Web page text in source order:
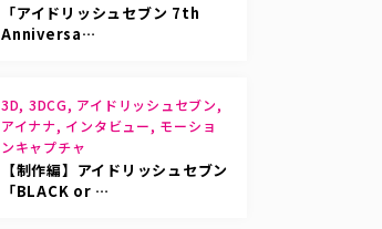
「アイドリッシュセブン 7th
Anniversa…
3D, 3DCG, アイドリッシュセブン,
アイナナ, インタビュー, モーショ
ンキャプチャ
【制作編】アイドリッシュセブン
「BLACK or …